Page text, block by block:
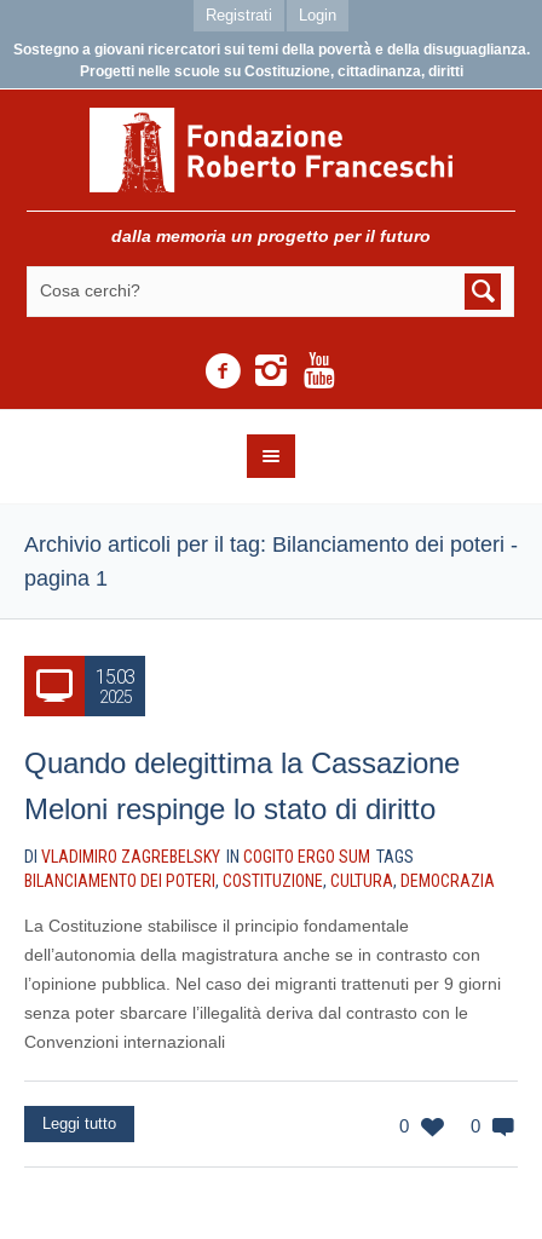
Registrati Login
Sostegno a giovani ricercatori sui temi della povertà e della disuguaglianza.
Progetti nelle scuole su Costituzione, cittadinanza, diritti
dalla memoria un progetto per il futuro
Archivio articoli per il tag: Bilanciamento dei poteri -
pagina 1
15.03
2025
Quando delegittima la Cassazione
Meloni respinge lo stato di diritto
DI VLADIMIRO ZAGREBELSKY IN COGITO ERGO SUM TAGS
BILANCIAMENTO DEI POTERI , COSTITUZIONE, CULTURA, DEMOCRAZIA
La Costituzione stabilisce il principio fondamentale
dell’autonomia della magistratura anche se in contrasto con
l’opinione pubblica. Nel caso dei migranti trattenuti per 9 giorni
senza poter sbarcare l’illegalità deriva dal contrasto con le
Convenzioni internazionali
0 0
Leggi tutto